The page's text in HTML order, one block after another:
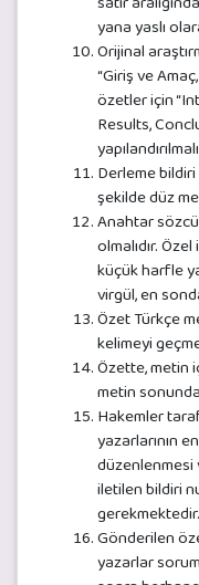
yana yaslı
Orijinal
“Giriş ve
özetler için
Results,
Derleme
şekilde düz
Anahtar
olmalıdır.
küçük harfle
virgül, en
Özet Türkçe
kelimeyi
Özette, metin
metin
Hakemler
yazarlarının
düzenlenmesi
iletilen bildiri
gerekmektedir.
Gönderilen
yazarlar